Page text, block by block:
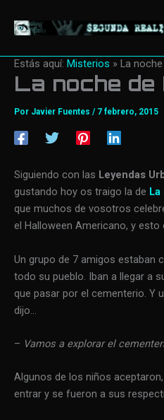
Estás aquí: Misterios » La
La noche
Por Javier Fuentes / 7 febrero, 2015
Siguiendo con las Leyendas
gustando hoy os traigo la de
que muchos de vosotros
el Halloween Americano, y
Un grupo de 7 amigos estaban
todo su pueblo. Iban a llegar a
que pasar por el cementerio. Y
dijo…
– Vamos a explorar el
Algunos de los niños
entrar y se fueron a sus